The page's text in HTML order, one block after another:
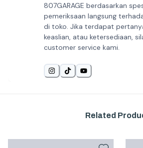
807GARAGE berdasarkan
pemeriksaan langsung
di toko. Jika terdapat
keaslian, atau ketersediaan,
customer service kami.
Related